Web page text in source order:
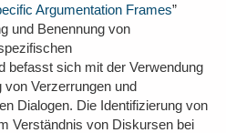
Argumentation Frames”
und Benennung von
befasst sich mit der Verwendung
Verzerrungen und
Dialogen. Die Identifizierung von
Verständnis von Diskursen bei